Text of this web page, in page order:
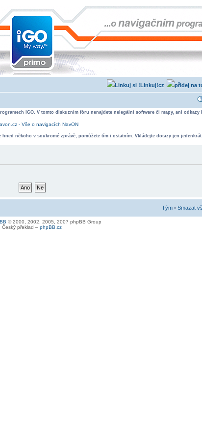
Linkuj!cz
IGO. V tomto diskuzním fóru nenajdete nelegální software či mapy, ani odkazy
- Vše o navigacích NavON
někoho v soukromé zprávě, pomůžete tím i ostatním. Vkládejte dotazy jen
Tým • Smazat
© 2000, 2002, 2005, 2007 phpBB Group
Český překlad – phpBB.cz